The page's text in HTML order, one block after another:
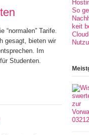
“normalen” Tarife.
gesagt, bieten wir
Im
Studenten.